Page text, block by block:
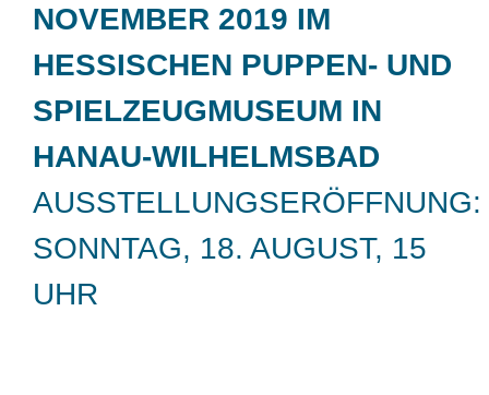
NOVEMBER 2019 IM
HESSISCHEN PUPPEN- UND
SPIELZEUGMUSEUM IN
HANAU-WILHELMSBAD
AUSSTELLUNGSERÖFFNUNG:
SONNTAG, 18. AUGUST, 15
UHR